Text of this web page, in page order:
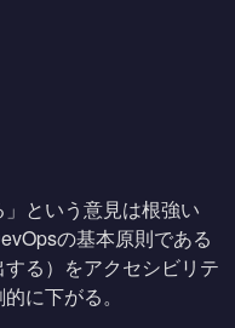
」という意見は根強い
の基本原則である
る）をアクセシビリテ
に下がる。